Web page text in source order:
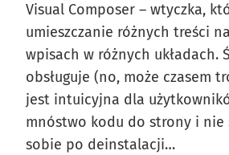
Visual Composer – wtyczka,
umieszczanie różnych treści
wpisach w różnych układach.
obsługuje (no, może czasem
jest intuicyjna dla
mnóstwo kodu do strony i nie
sobie po deinstalacji…